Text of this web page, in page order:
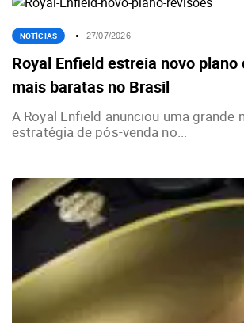
NOTÍCIAS 27/07/2026
Royal Enfield estreia novo
mais baratas no Brasil
A Royal Enfield anunciou uma grande
estratégia de pós-venda no...